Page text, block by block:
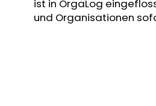
ist in OrgaLog
und Organisationen